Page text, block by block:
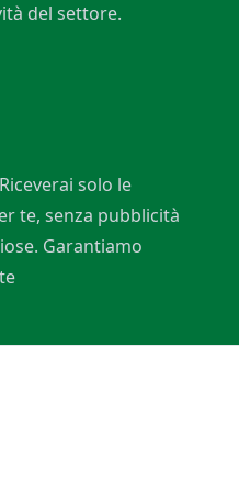
del settore.
solo le
te, senza pubblicità
Garantiamo